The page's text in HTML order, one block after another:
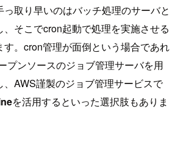
っ取り早いのはバッチ処理のサーバと
、そこでcron起動で処理を実施させる
。cron管理が面倒という場合であれ
プンソースのジョブ管理サーバを用
AWS謹製のジョブ管理サービスで
を活用するといった選択肢もありま